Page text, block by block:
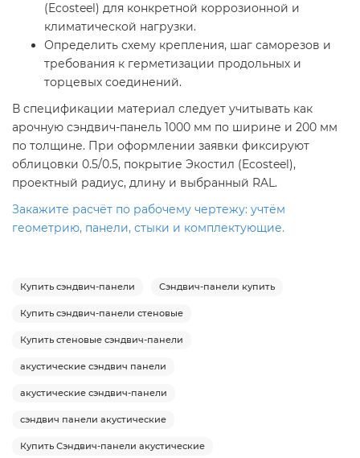
(Ecosteel) для конкретной коррозионной и
климатической нагрузки.
Определить схему крепления, шаг саморезов и
требования к герметизации продольных и
торцевых соединений.
В спецификации материал следует учитывать как
арочную сэндвич-панель 1000 мм по ширине и 200 мм
по толщине. При оформлении заявки фиксируют
облицовки 0.5/0.5, покрытие Экостил (Ecosteel),
проектный радиус, длину и выбранный RAL.
Закажите расчёт по рабочему чертежу: учтём
геометрию, панели, стыки и комплектующие.
Купить сэндвич-панели Сэндвич-панели купить
Купить сэндвич-панели стеновые
Купить стеновые сэндвич-панели
акустические сэндвич панели
акустические сэндвич-панели
сэндвич панели акустические
Купить Сэндвич-панели акустические